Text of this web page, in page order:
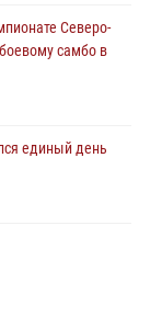
Северо-
самбо в
единый день